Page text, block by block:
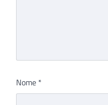
Nome *